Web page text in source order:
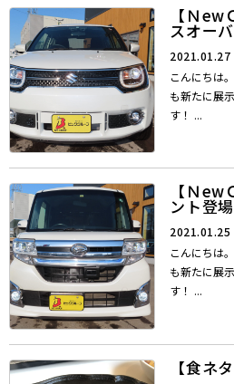
【Ｎ
スオー
2021.01.27
こんにちは
も新たに展
す！ ...
【Ｎ
ント登場
2021.01.25
こんにちは
も新たに展
す！ ...
【食ネ